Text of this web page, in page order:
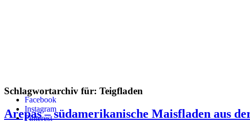
Facebook
Instagram
Pinterest
Schlagwortarchiv für: Teigfladen
Arepas – südamerikanische Maisfladen aus